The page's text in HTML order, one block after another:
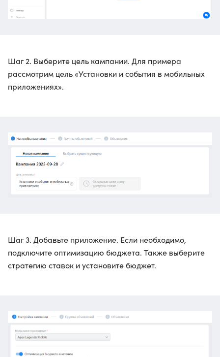
Шаг 2. Выберите цель кампании. Для примера
рассмотрим цель «Установки и события в мобильных
приложениях».
Шаг 3. Добавьте приложение. Если необходимо,
подключите оптимизацию бюджета. Также выберите
стратегию ставок и установите бюджет.